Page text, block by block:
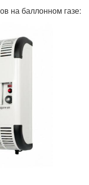
на баллонном газе: